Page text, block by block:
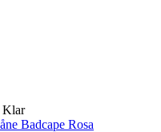
Klar
Badcape Rosa